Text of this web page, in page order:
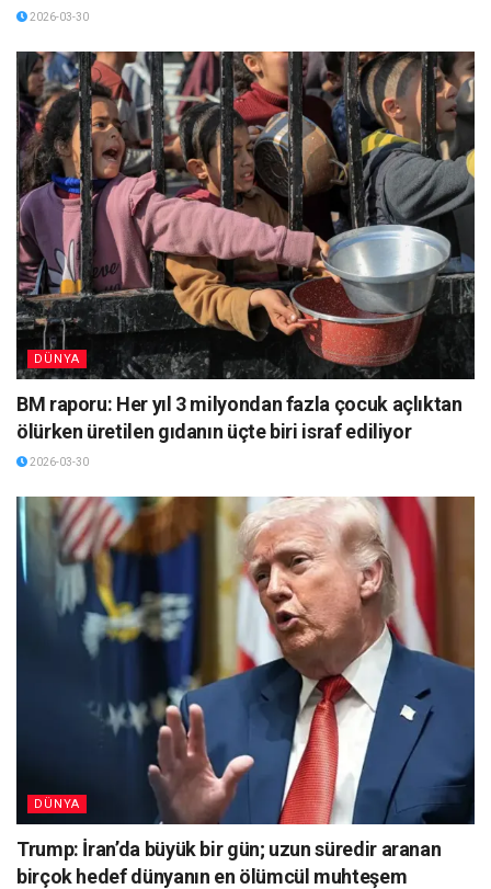
2026-03-30
DÜNYA
BM raporu: Her yıl 3 milyondan fazla çocuk açlıktan
ölürken üretilen gıdanın üçte biri israf ediliyor
2026-03-30
DÜNYA
Trump: İran’da büyük bir gün; uzun süredir aranan
birçok hedef dünyanın en ölümcül muhteşem